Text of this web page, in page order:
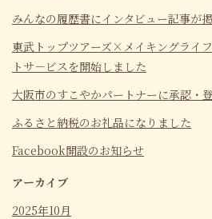
みんなの履歴書にインタビュー記事が
東武トップツアーズ×メイキングライ
トサ－ビスを開始しました
大阪市のすこやかパートナーに承認・
ふるさと納税のお礼品になりました
Facebook開設のお知らせ
アーカイブ
2025年10月